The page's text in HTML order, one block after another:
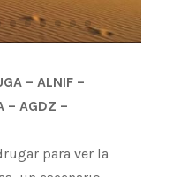
– ALNIF –
– AGDZ –
para ver la